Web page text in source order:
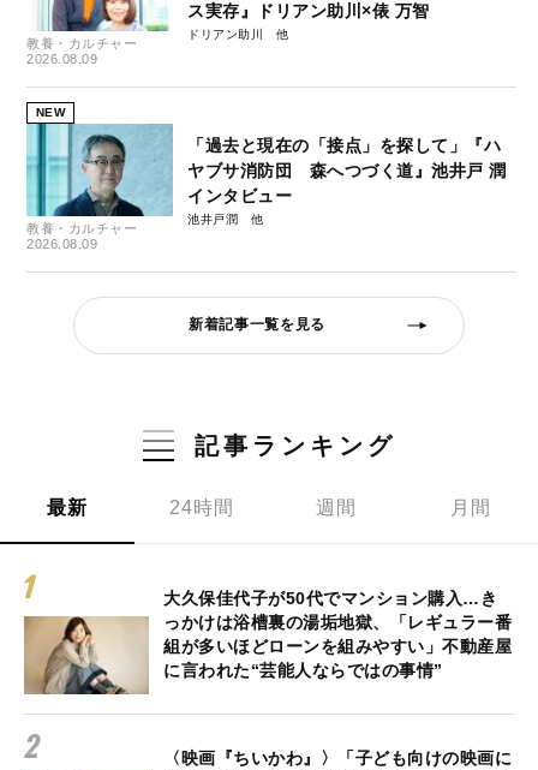
教養・カルチャー
2026.08.09
ス実存』ドリアン助川×俵 万智
ドリアン助川
NEW
教養・カルチャー
2026.08.09
「過去と現在の「接点」を探して」『ハ
ヤブサ消防団 森へつづく道』池井戸 潤
インタビュー
池井戸潤
新着記事一覧を見る
記事ランキング
最新 24時間 週間 月間
大久保佳代子が50代でマンション購入…き
っかけは浴槽裏の湯垢地獄、「レギュラー番
組が多いほどローンを組みやすい」不動産屋
に言われた“芸能人ならではの事情”
〈映画『ちいかわ』〉「子ども向けの映画に